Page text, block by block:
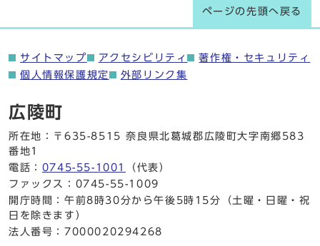
ページの先頭へ戻る
サイトマップ アクセシビリティ
著作権・セキュリティ
個人情報保護規定
外部リンク集
広陵町
所在地：〒635-8515 奈良県北葛城郡広陵町大字南郷583
番地1
電話： 0745-55-1001
（代表）
ファックス：0745-55-1009
開庁時間：午前8時30分から午後5時15分（土曜・日曜・祝
日を除きます）
法人番号：7000020294268